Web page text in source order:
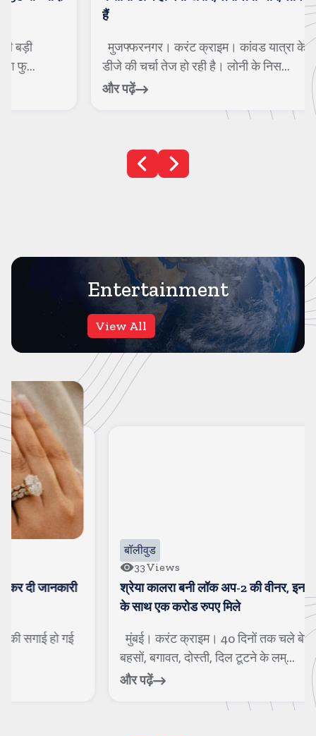
मुजफ्फरनगर। करंट क्राइम। कांवड यात्रा के दौरान कसाना
डीजे की चर्चा तेज हो रही है। लोनी के निस...
Entertainment
View All
श्रेया कालरा बनी लॉक अप-2 की वीनर, इनाम के तौर पर ट्रॉफी
के साथ एक करोड रुपए मिले
मुंबई। करंट क्राइम। 40 दिनों तक चले बेहिसाब कलेश, तीखी
बहसों, बगावत, दोस्ती, दिल टूटने के लम्...